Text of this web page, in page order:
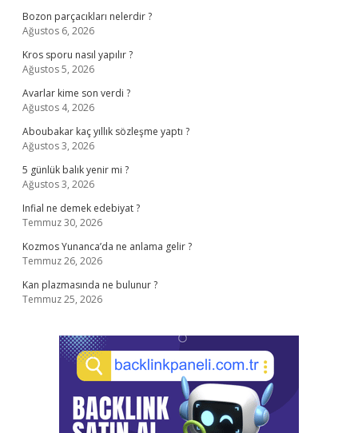
Bozon parçacıkları nelerdir ?
Ağustos 6, 2026
Kros sporu nasıl yapılır ?
Ağustos 5, 2026
Avarlar kime son verdi ?
Ağustos 4, 2026
Aboubakar kaç yıllık sözleşme yaptı ?
Ağustos 3, 2026
5 günlük balık yenir mi ?
Ağustos 3, 2026
Infial ne demek edebiyat ?
Temmuz 30, 2026
Kozmos Yunanca’da ne anlama gelir ?
Temmuz 26, 2026
Kan plazmasında ne bulunur ?
Temmuz 25, 2026